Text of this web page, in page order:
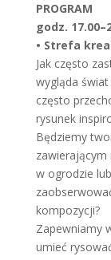
PROGRAM
godz.
• Strefa
Jak często
wygląda
często
rysunek
Będziemy
w ogrodzie
kompozycji?
Zapewniamy
umieć